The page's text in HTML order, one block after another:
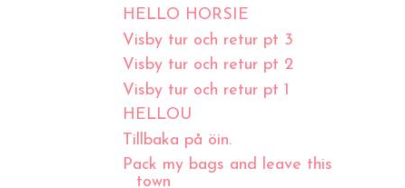
HELLO HORSIE
Visby tur och retur pt 3
Visby tur och retur pt 2
Visby tur och retur pt 1
HELLOU
Tillbaka på öin.
Pack my bags and leave this
town